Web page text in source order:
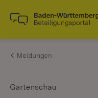
Zum Inhalt
Link zur Startseite
Meldungen
Gartenschau